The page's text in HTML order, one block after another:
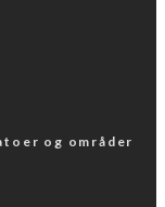
og områder